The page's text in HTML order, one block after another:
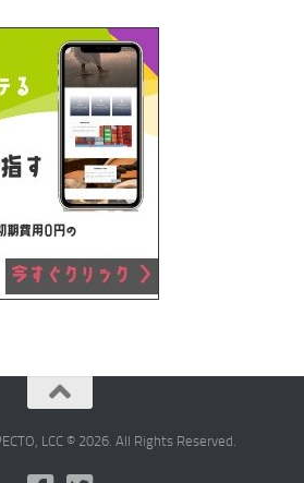
LCC © 2026. All Rights Reserved.